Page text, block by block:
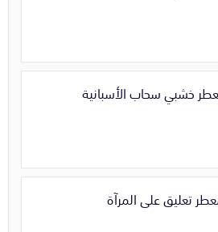
خشبي سحاب الأسبانية
تعليق على المرآة